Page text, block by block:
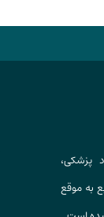
پزشکی،
به موقع